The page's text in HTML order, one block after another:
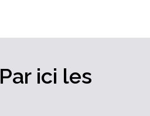
Par ici les